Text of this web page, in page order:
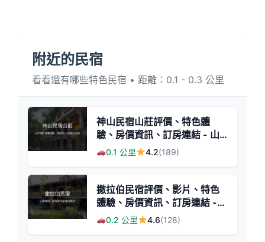
附近的民宿
看看還有哪些特色民宿 • 距離：0.1 - 0.3 公里
神山民宿山莊評價、特色體
驗、房價資訊、訂房連結 - 山
間清幽度假首選
0.1 公里 4.2(189)
撒拉伯民宿評價、影片、特色
體驗、房價資訊、訂房連結 -
山景溫馨原鄉體驗
0.2 公里 4.6(128)